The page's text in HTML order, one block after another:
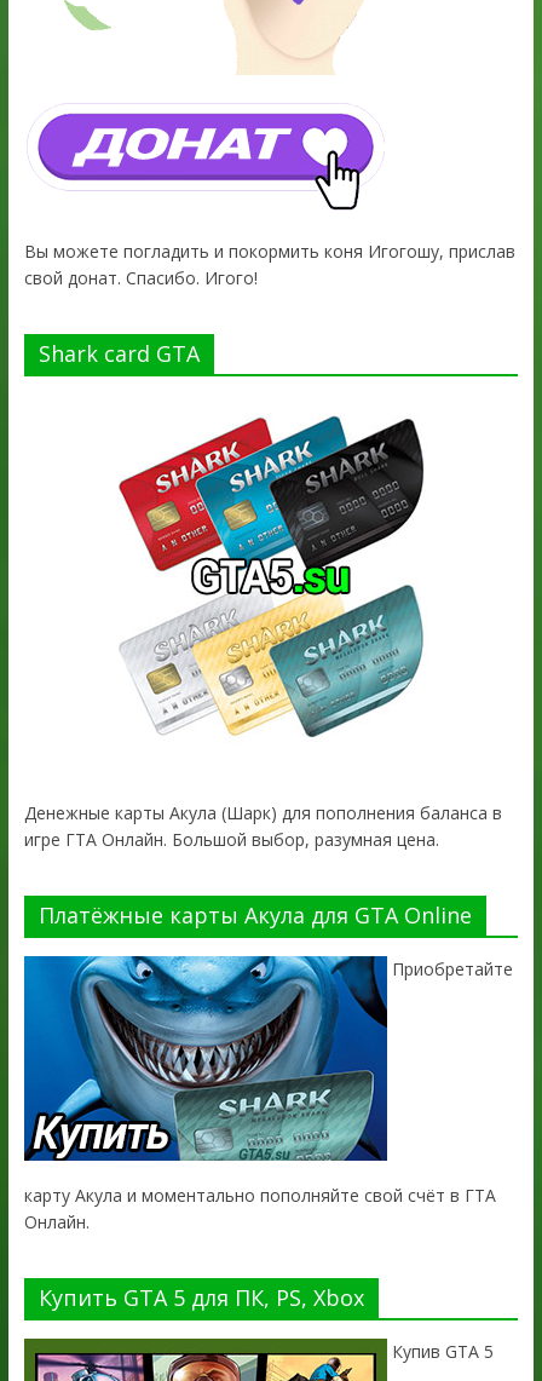
Вы можете погладить и покормить коня Игогошу, прислав
свой донат. Спасибо. Игого!
Shark card GTA
Денежные карты Акула (Шарк) для пополнения баланса в
игре ГТА Онлайн. Большой выбор, разумная цена.
Платёжные карты Акула для GTA Online
Приобретайте
карту Акула и моментально пополняйте свой счёт в ГТА
Онлайн.
Купить GTA 5 для ПК, PS, Xbox
Купив GTA 5